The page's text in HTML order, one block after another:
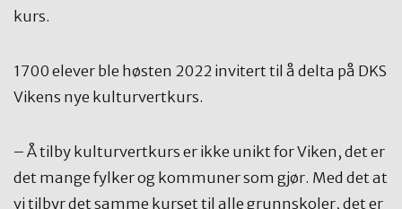
kurs.
1700 elever ble høsten 2022 invitert til å delta på DKS
Vikens nye kulturvertkurs.
– Å tilby kulturvertkurs er ikke unikt for Viken, det er
det mange fylker og kommuner som gjør. Med det at
vi tilbyr det samme kurset til alle grunnskoler, det er